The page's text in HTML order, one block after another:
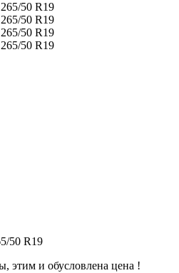
50 R19
этим и обусловлена цена !